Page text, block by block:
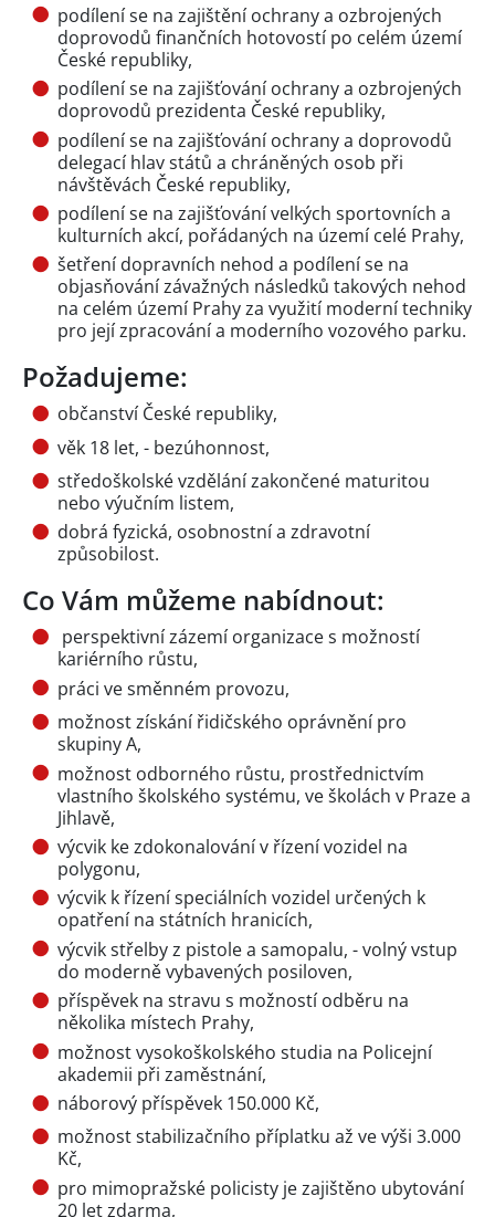
podílení se na zajištění ochrany a ozbrojených
doprovodů finančních hotovostí po celém území
České republiky,
podílení se na zajišťování ochrany a ozbrojených
doprovodů prezidenta České republiky,
podílení se na zajišťování ochrany a doprovodů
delegací hlav států a chráněných osob při
návštěvách České republiky,
podílení se na zajišťování velkých sportovních a
kulturních akcí, pořádaných na území celé Prahy,
šetření dopravních nehod a podílení se na
objasňování závažných následků takových nehod
na celém území Prahy za využití moderní techniky
pro její zpracování a moderního vozového parku.
Požadujeme:
občanství České republiky,
věk 18 let, - bezúhonnost,
středoškolské vzdělání zakončené maturitou
nebo výučním listem,
dobrá fyzická, osobnostní a zdravotní
způsobilost.
Co Vám můžeme nabídnout:
perspektivní zázemí organizace s možností
kariérního růstu,
práci ve směnném provozu,
možnost získání řidičského oprávnění pro
skupiny A,
možnost odborného růstu, prostřednictvím
vlastního školského systému, ve školách v Praze a
Jihlavě,
výcvik ke zdokonalování v řízení vozidel na
polygonu,
výcvik k řízení speciálních vozidel určených k
opatření na státních hranicích,
výcvik střelby z pistole a samopalu, - volný vstup
do moderně vybavených posiloven,
příspěvek na stravu s možností odběru na
několika místech Prahy,
možnost vysokoškolského studia na Policejní
akademii při zaměstnání,
náborový příspěvek 150.000 Kč,
možnost stabilizačního příplatku až ve výši 3.000
Kč,
pro mimopražské policisty je zajištěno ubytování
20 let zdarma,